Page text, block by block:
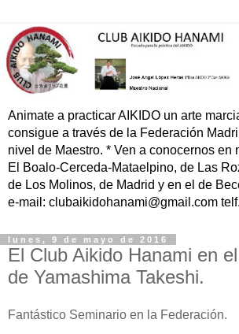
Animate a practicar AIKIDO un arte
consigue a través de la Federación
nivel de Maestro. * Ven a conocernos en
El Boalo-Cerceda-Mataelpino, de Las
de Los Molinos, de Madrid y en el de
e-mail: clubaikidohanami@gmail.com
lunes, 9 de mayo de 2016
El Club Aikido Hanami en
de Yamashima Takeshi.
Fantástico Seminario en la Federación.